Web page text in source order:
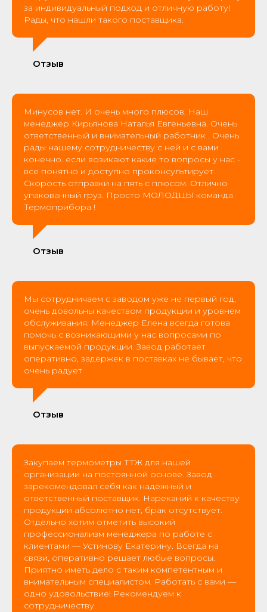
за индивидуальный подход и отличную работу!
Рады, что нашли такого поставщика.
Отзыв
Минусов нет. И очень много плюсов. Наш
менеджер Кирьянова Наталья Евгеньевна. Очень
ответственный и внимательный работник . Очень
рады нашему сотрудничеству с ней и с вами
конечно. если возикают какие то вопросы у нас -
все понятно и доступно проконсультирует.
Скорость отправки на пять с плюсом. Отлично
упакованный груз. Просто МОЛОДЦЫ команда
Термоприбора !
Отзыв
Мы сотрудничаем с заводом уже не первый год,
очень довольны качеством продукции и уровнем
обслуживания. Менеджер Елена всегда готова
помочь с возникающими у нас вопросами по
выпускаемой продукции. Завод работает
оперативно, задержек в поставках не бывает, что
очень радует
Отзыв
Закупаем термометры ТТЖ для нашей
организации на постоянной основе. Завод
зарекомендовал себя как надёжный и
ответственный поставщик. Нареканий к качеству
продукции абсолютно нет, брак отсутствует.
Отдельно хотим отметить высокий
профессионализм менеджера по работе с
клиентами — Устинову Екатерину. Всегда на
связи, оперативно решает любые вопросы.
Приятно иметь дело с таким компетентным и
внимательным специалистом. Работать с вами —
одно удовольствие! Рекомендуем к
сотрудничеству.